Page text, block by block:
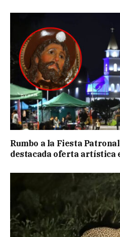
Rumbo a la Fiesta
destacada oferta artística